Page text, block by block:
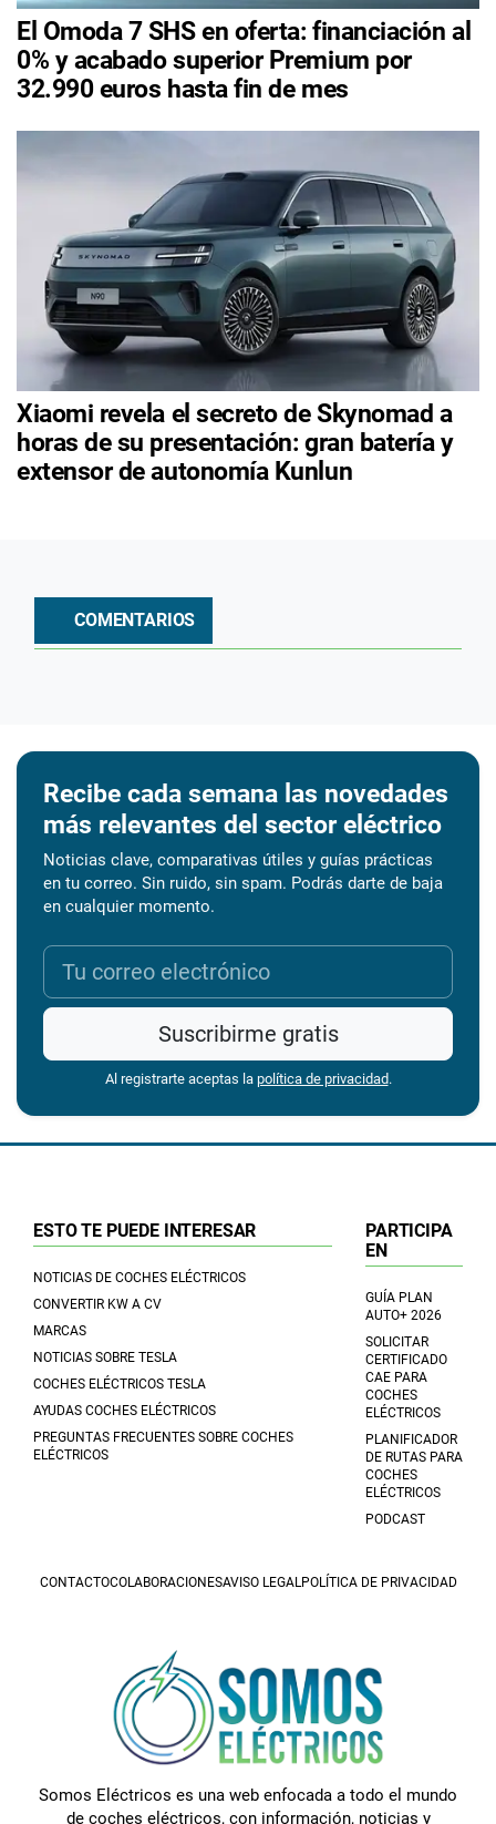
El Omoda 7 SHS en oferta: financiación al
0% y acabado superior Premium por
32.990 euros hasta fin de mes
Xiaomi revela el secreto de Skynomad a
horas de su presentación: gran batería y
extensor de autonomía Kunlun
COMENTARIOS
Recibe cada semana las novedades
más relevantes del sector eléctrico
Noticias clave, comparativas útiles y guías prácticas
en tu correo. Sin ruido, sin spam. Podrás darte de baja
en cualquier momento.
Suscribirme gratis
Al registrarte aceptas la política de privacidad.
ESTO TE PUEDE INTERESAR
NOTICIAS DE COCHES ELÉCTRICOS
CONVERTIR KW A CV
MARCAS
NOTICIAS SOBRE TESLA
COCHES ELÉCTRICOS TESLA
AYUDAS COCHES ELÉCTRICOS
PREGUNTAS FRECUENTES SOBRE COCHES
ELÉCTRICOS
PARTICIPA
EN
GUÍA PLAN
AUTO+ 2026
SOLICITAR
CERTIFICADO
CAE PARA
COCHES
ELÉCTRICOS
PLANIFICADOR
DE RUTAS PARA
COCHES
ELÉCTRICOS
PODCAST
CONTACTOCOLABORACIONESAVISO LEGALPOLÍTICA DE PRIVACIDAD
Somos Eléctricos es una web enfocada a todo el mundo
de coches eléctricos, con información, noticias y